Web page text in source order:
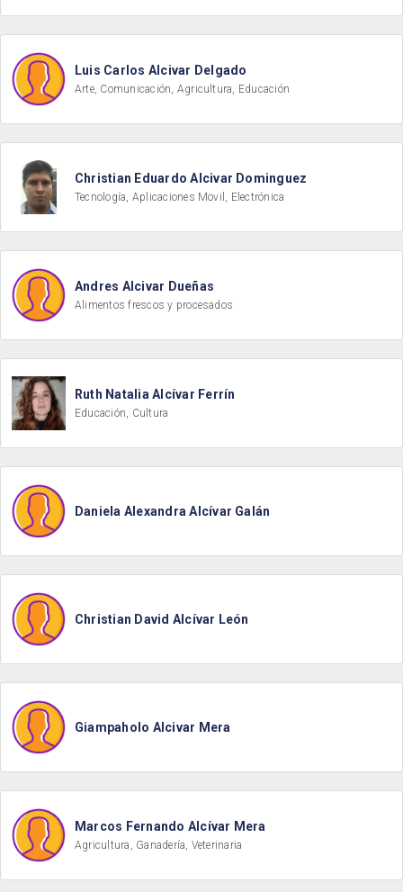
Luis Carlos Alcivar Delgado
Arte, Comunicación, Agricultura, Educación
Christian Eduardo Alcivar Dominguez
Tecnología, Aplicaciones Movil, Electrónica
Andres Alcivar Dueñas
Alimentos frescos y procesados
Ruth Natalia Alcívar Ferrín
Educación, Cultura
Daniela Alexandra Alcívar Galán
Christian David Alcívar León
Giampaholo Alcivar Mera
Marcos Fernando Alcívar Mera
Agricultura, Ganadería, Veterinaria